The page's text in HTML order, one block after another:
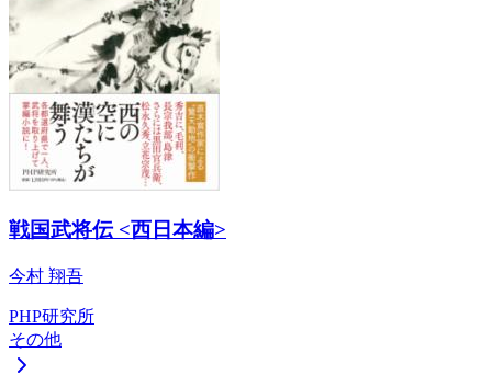
戦国武将伝 <西日本編>
今村 翔吾
PHP研究所
その他